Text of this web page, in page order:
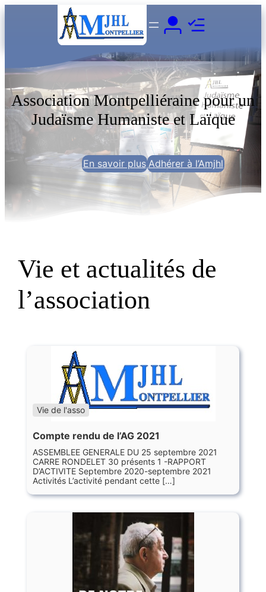
Association Montpelliéraine pour un
Judaïsme Humaniste et Laïque
En savoir plus Adhérer à l’Amjhl
Vie et actualités de
l’association
Vie de l'asso
Compte rendu de l’AG 2021
ASSEMBLEE GENERALE DU 25 septembre 2021
CARRE RONDELET 30 présents 1 -RAPPORT
D’ACTIVITE Septembre 2020-septembre 2021
Activités L’activité pendant cette […]